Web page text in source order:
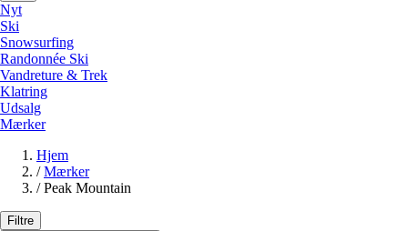
Nyt
Ski
Snowsurfing
Randonnée Ski
Vandreture & Trek
Klatring
Udsalg
Mærker
Hjem
/ Mærker
/ Peak Mountain
Filtre